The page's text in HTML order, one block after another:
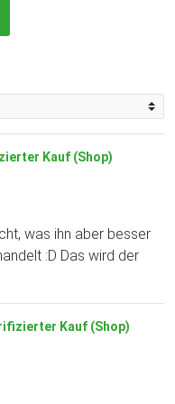
Kauf (Shop)
was ihn aber besser
:D Das wird der
Kauf (Shop)